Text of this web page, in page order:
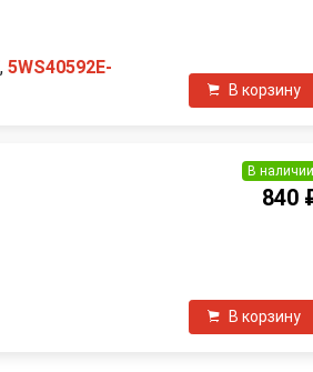
,5WS40592E-
В корзину
В
840
В корзину